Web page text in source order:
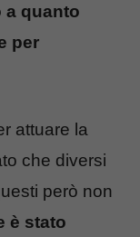
a quanto
per
attuare la
che diversi
però non
è stato